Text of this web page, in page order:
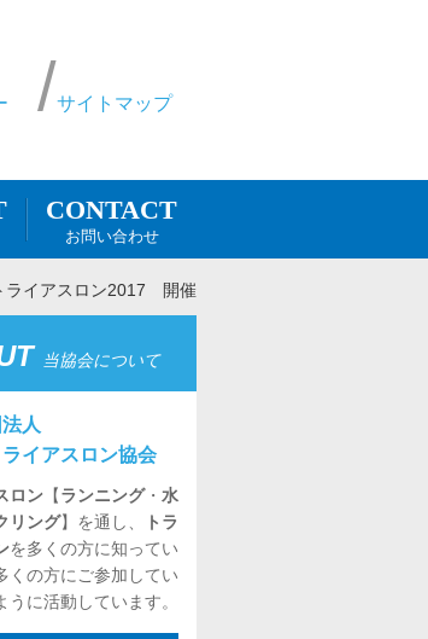
サイトマップ
CONTACT
お問い合わせ
ライアスロン2017 開催
当協会について
人
イアスロン協会
ロン 【ランニング・ 水
リング】を通し、
トラ
を多くの方に知ってい
くの方にご参加してい
うに活動しています。